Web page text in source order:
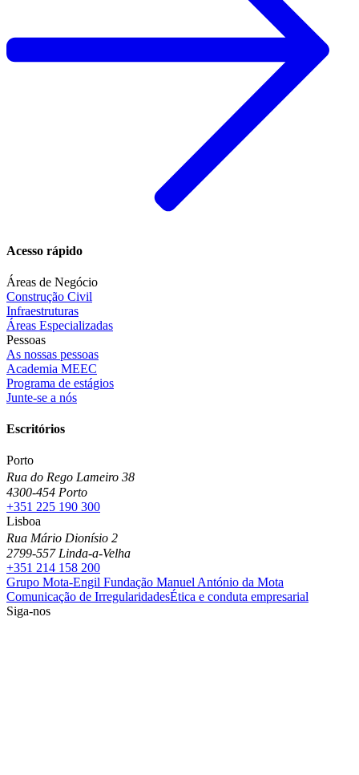
Acesso rápido
Áreas de Negócio
Construção Civil
Infraestruturas
Áreas Especializadas
Pessoas
As nossas pessoas
Academia MEEC
Programa de estágios
Junte-se a nós
Escritórios
Porto
Rua do Rego Lameiro 38
4300-454 Porto
+351 225 190 300
Lisboa
Rua Mário Dionísio 2
2799-557 Linda-a-Velha
+351 214 158 200
Grupo Mota-Engil Fundação Manuel António da Mota
Comunicação de IrregularidadesÉtica e conduta empresarial
Siga-nos